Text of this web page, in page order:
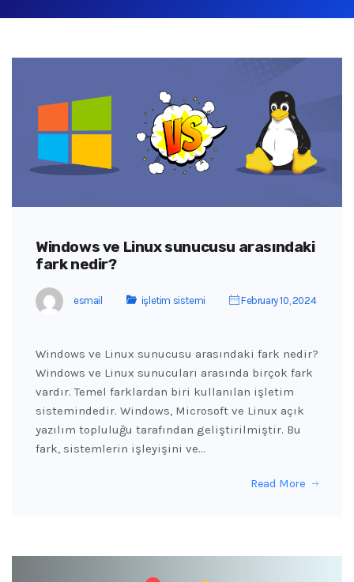
Windows ve Linux sunucusu arasındaki
fark nedir?
esmail işletim sistemi February 10, 2024
Windows ve Linux sunucusu arasındaki fark nedir?
Windows ve Linux sunucuları arasında birçok fark
vardır. Temel farklardan biri kullanılan işletim
sistemindedir. Windows, Microsoft ve Linux açık
yazılım topluluğu tarafından geliştirilmiştir. Bu
fark, sistemlerin işleyişini ve…
Read More